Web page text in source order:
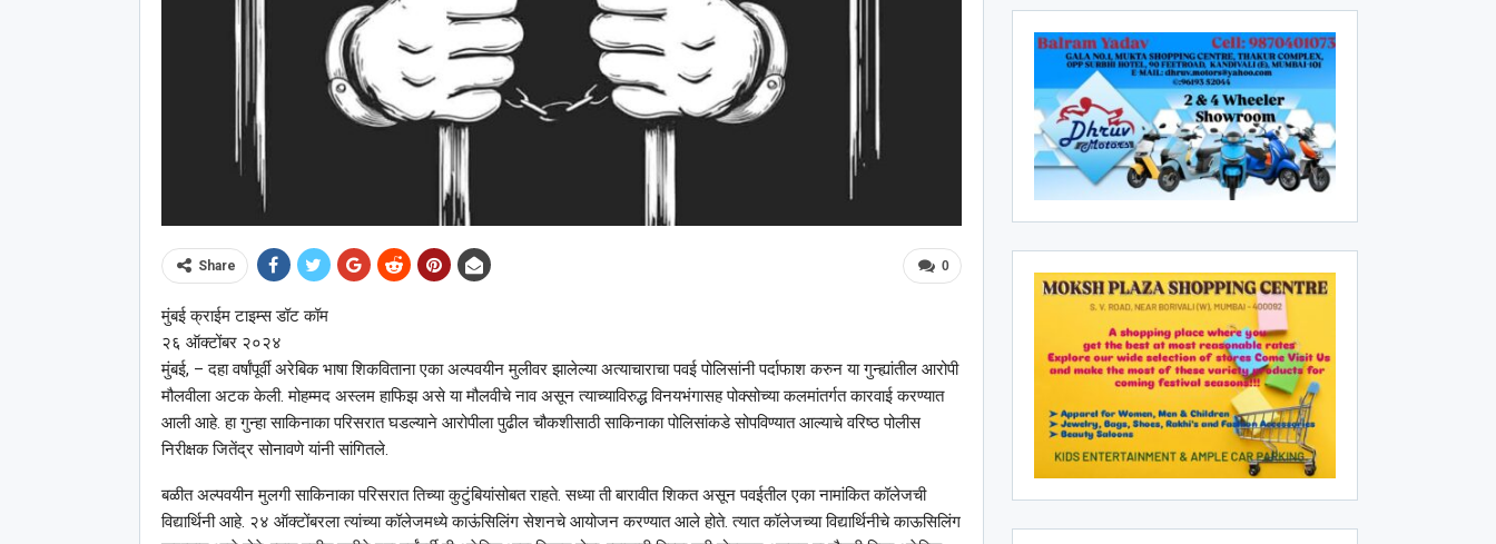
0
Share
मुंबई क्राईम टाइम्स डॉट कॉम
२६ ऑक्टोंबर २०२४
मुंबई, – दहा वर्षांपूर्वी अरेबिक भाषा शिकविताना एका अल्पवयीन मुलीवर झालेल्या अत्याचाराचा पवई पोलिसांनी पर्दाफाश करुन या गुन्ह्यांतील आरोपी
मौलवीला अटक केली. मोहम्मद अस्लम हाफिझ असे या मौलवीचे नाव असून त्याच्याविरुद्ध विनयभंगासह पोक्सोच्या कलमांतर्गत कारवाई करण्यात
आली आहे. हा गुन्हा साकिनाका परिसरात घडल्याने आरोपीला पुढील चौकशीसाठी साकिनाका पोलिसांकडे सोपविण्यात आल्याचे वरिष्ठ पोलीस
निरीक्षक जितेंद्र सोनावणे यांनी सांगितले.
बळीत अल्पवयीन मुलगी साकिनाका परिसरात तिच्या कुटुंबियांसोबत राहते. सध्या ती बारावीत शिकत असून पवईतील एका नामांकित कॉलेजची
विद्यार्थिनी आहे. २४ ऑक्टोंबरला त्यांच्या कॉलेजमध्ये काऊंसिलिंग सेशनचे आयोजन करण्यात आले होते. त्यात कॉलेजच्या विद्यार्थिनीचे काऊसिलिंग